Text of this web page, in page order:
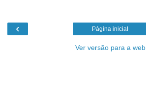
‹ Página inicial
Ver versão para a web